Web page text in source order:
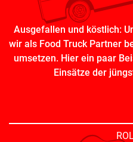
Ausgefallen und köstlich:
wir als Food Truck Partner
umsetzen. Hier ein paar
Einsätze der